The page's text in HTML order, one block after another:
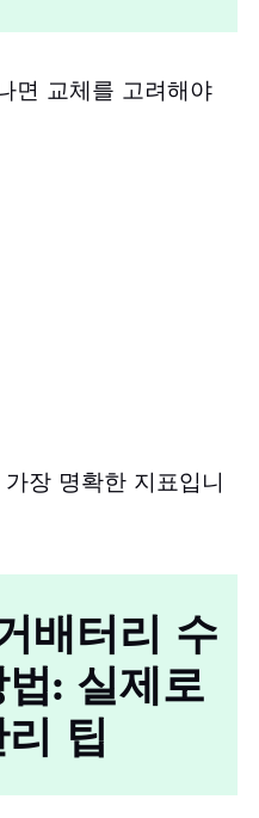
면 교체를 고려해야
장 명확한 지표입니
배터리 수
: 실제로
팁